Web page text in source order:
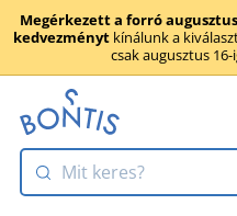
Megérkezett a forró augusztus
kedvezményt kínálunk a
csak augusztus